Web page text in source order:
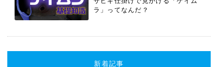
ラ」ってなんだ？
新着記事